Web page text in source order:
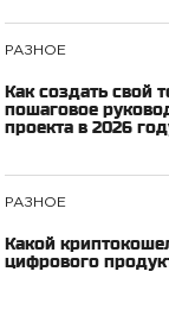
РАЗНОЕ
Как создать свой
пошаговое
проекта в 2026
РАЗНОЕ
Какой
цифрового